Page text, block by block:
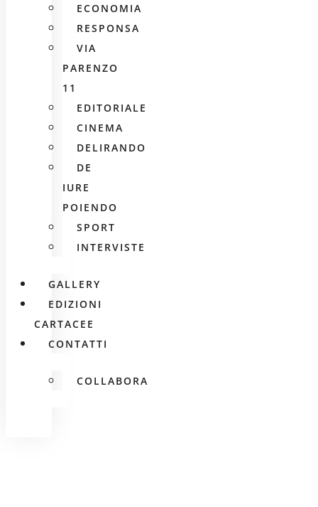
ECONOMIA
RESPONSA
VIA
PARENZO
11
EDITORIALE
CINEMA
DELIRANDO
DE
IURE
POIENDO
SPORT
INTERVISTE
GALLERY
EDIZIONI
CARTACEE
CONTATTI
COLLABORA